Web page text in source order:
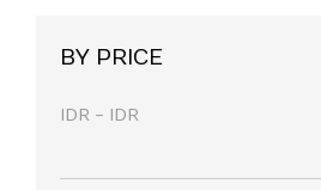
(13)
BY PRICE
IDR - IDR